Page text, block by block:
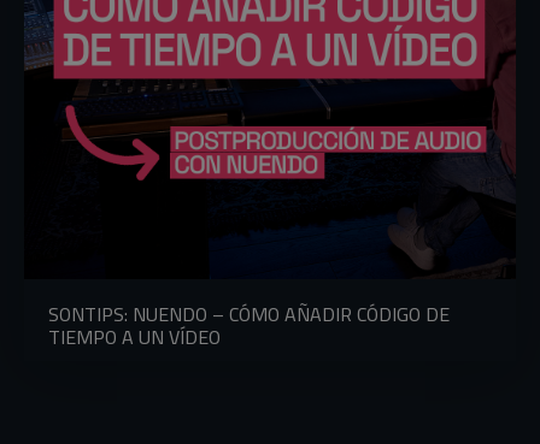
SONTIPS: NUENDO – CÓMO AÑADIR CÓDIGO DE
TIEMPO A UN VÍDEO